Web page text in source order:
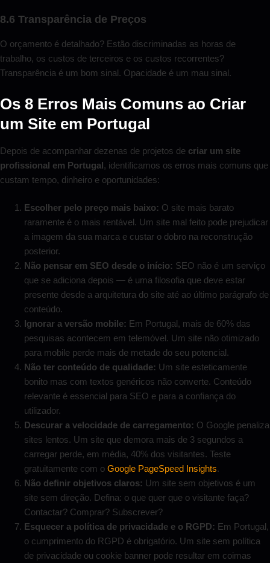
8.6 Transparência de Preços
O orçamento é detalhado? Estão discriminadas as horas de
trabalho, os custos de terceiros e os custos recorrentes?
Transparência é um bom sinal. Opacidade é um mau sinal.
Os 8 Erros Mais Comuns ao Criar
um Site em Portugal
Depois de acompanhar dezenas de projetos de criar um site
profissional em Portugal, identificamos os erros mais comuns que
custam tempo, dinheiro e oportunidades:
Escolher pelo preço mais baixo: O site mais barato
raramente é o mais rentável. Um site mal feito pode prejudicar
a imagem da sua marca e custar o dobro na reconstrução
posterior.
Não pensar em SEO desde o início: SEO não é um serviço
que se adiciona depois — é uma filosofia que deve estar
presente desde a arquitetura do site até ao último parágrafo de
conteúdo.
Ignorar a versão mobile: Em Portugal, mais de 60% das
pesquisas acontecem em telemóvel. Um site não otimizado
para mobile perde mais de metade do seu potencial.
Não ter conteúdo de qualidade: Um site esteticamente
bonito mas com textos genéricos não converte. Conteúdo
relevante é essencial para SEO e para a confiança do
utilizador.
Descurar a velocidade de carregamento: O Google penaliza
sites lentos. Um site que demora mais de 3 segundos a
carregar perde, em média, 40% dos visitantes. Teste
gratuitamente com o Google PageSpeed Insights.
Não definir objetivos claros: Um site sem objetivos é um
site sem direção. Defina: o que quer que o visitante faça?
Contactar? Comprar? Subscrever?
Esquecer a política de privacidade e o RGPD: Em Portugal,
o cumprimento do RGPD é obrigatório. Um site sem política
de privacidade ou cookie banner pode resultar em coimas